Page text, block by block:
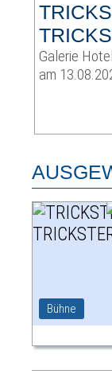
Galerie
am
Bühne